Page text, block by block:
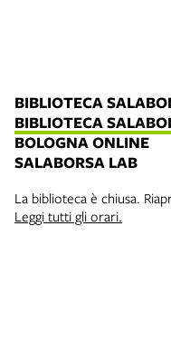
BIBLIOTECA
BIBLIOTECA
BOLOGNA ONLINE
SALABORSA LAB
La biblioteca è chiusa.
Leggi tutti gli orari.